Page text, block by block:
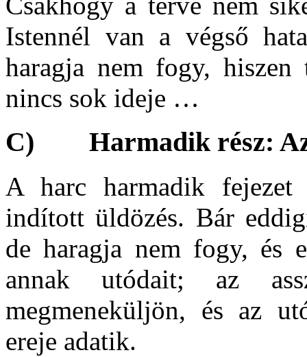
Istennél van a végső
haragja nem fogy,
nincs sok ideje …
C) Harmadik rész: Az
A harc harmadik
indított üldözés. Bár
de haragja nem fogy, és
annak utódait; az
megmeneküljön, és az
ereje adatik.